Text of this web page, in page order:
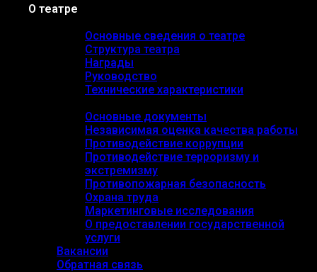
О театре
Основные сведения о театре
Структура театра
Награды
Руководство
Технические характеристики
Основные документы
Независимая оценка качества работы
Противодействие коррупции
Противодействие терроризму и
экстремизму
Противопожарная безопасность
Охрана труда
Маркетинговые исследования
О предоставлении государственной
услуги
Вакансии
Обратная связь